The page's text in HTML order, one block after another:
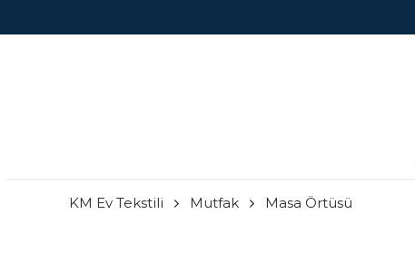
KM Ev Tekstili Mutfak Masa Örtüsü